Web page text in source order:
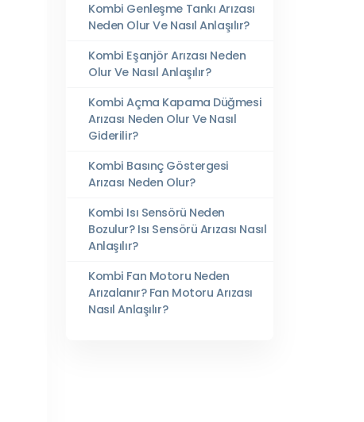
Kombi Genleşme Tankı Arızası
Neden Olur Ve Nasıl Anlaşılır?
Kombi Eşanjör Arızası Neden
Olur Ve Nasıl Anlaşılır?
Kombi Açma Kapama Düğmesi
Arızası Neden Olur Ve Nasıl
Giderilir?
Kombi Basınç Göstergesi
Arızası Neden Olur?
Kombi Isı Sensörü Neden
Bozulur? Isı Sensörü Arızası Nasıl
Anlaşılır?
Kombi Fan Motoru Neden
Arızalanır? Fan Motoru Arızası
Nasıl Anlaşılır?